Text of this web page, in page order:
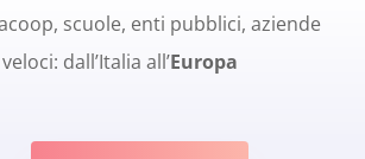
scuole, enti pubblici, aziende
dall’Italia all’Europa